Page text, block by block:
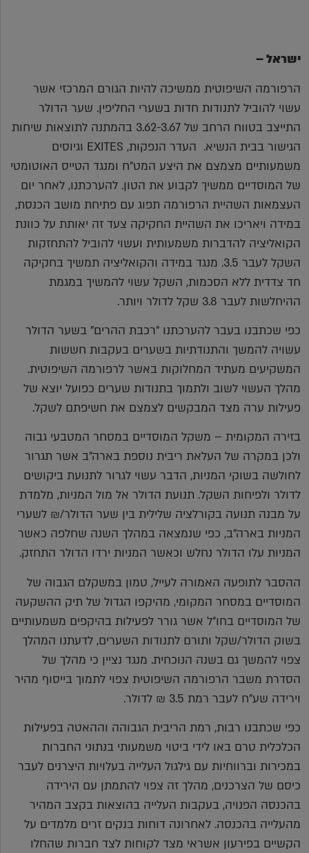
ישראל –
הרפורמה השיפוטית ממשיכה להיות הגורם המרכזי אשר
עשוי להוביל לתנודות חדות בשערי החליפין. שער הדולר
התייצב בטווח הרחב של 3.62-3.67 בהמתנה לתוצאות שיחות
הגישור בבית הנשיא. העדר הנפקות, EXITES וגיוסים
משמעותיים מצמצם את היצע המט"ח ומנגד הטייס האוטומטי
של המוסדיים ממשיך לקבוע את הטון. להערכתנו, לאחר יום
העצמאות השהיית הרפורמה תפוג עם פתיחת מושב הכנסת,
במידה ויאריכו את השהיית החקיקה צעד זה יאותת על כוונת
הקואליציה להדברות משמעותית ועשוי להוביל להתחזקות
השקל לעבר 3.5. מנגד במידה והקואליציה תמשיך בחקיקה
חד צדדית ללא הסכמות, השקל עשוי להמשיך במגמת
ההיחלשות לעבר 3.8 שקל לדולר ויותר.
כפי שכתבנו בעבר להערכתנו "רכבת ההרים" בשער הדולר
עשויה להמשך והתנודתיות בשערים בעקבות חששות
המשקיעים מעתיד המחלוקות באשר לרפורמה השיפוטית.
מהלך העשוי לשוב ולתמוך בתנודות שערים כפועל יוצא של
פעילות ערה מצד המבקשים לצמצם את חשיפתם לשקל.
בזירה המקומית – משקל המוסדיים במסחר המטבעי גבוה
ולכן במקרה של העלאת ריבית נוספת בארה"ב אשר תגרור
לחולשה בשוקי המניות, הדבר עשוי לגרור לתנועת ביקושים
לדולר ולפיחות השקל. תנועת הדולר אל מול המניות, מלמדת
על מבנה תנועה בקורלציה שלילית בין שער הדולר/₪ לשערי
המניות בארה"ב, כפי שנמצאה במהלך השנה שחלפה כאשר
המניות עלו הדולר נחלש וכאשר המניות ירדו הדולר התחזק.
ההסבר לתופעה האמורה לעייל, טמון במשקלם הגבוה של
המוסדיים במסחר המקומי, מהיקפו הגדול של תיק ההשקעה
של המוסדיים בחו"ל אשר גורר לפעילות בהיקפים משמעותיים
בשוק הדולר/שקל ותורם לתנודות השערים, לדעתנו המהלך
צפוי להמשך גם בשנה הנוכחית. מנגד נציין כי מהלך של
הסדרת משבר הרפורמה השיפוטית צפוי לתמוך בייסוף מהיר
וירידה שע"ח לעבר רמת 3.5 ₪ לדולר.
כפי שכתבנו רבות, רמת הריבית הגבוהה וההאטה בפעילות
הכלכלית טרם באו לידי ביטוי משמעותי בנתוני החברות
במכירות וברווחיות עם גילגול העלייה בעלויות היצרנים לעבר
כיסם של הצרכנים, מהלך זה צפוי להתמתן עם הירידה
בהכנסה הפנויה, בעקבות העלייה בהוצאות בקצב המהיר
מהעלייה בהכנסה. לאחרונה דוחות בנקים זרים מלמדים על
הקשיים בפירעון אשראי מצד לקוחות לצד חברות שהחלו